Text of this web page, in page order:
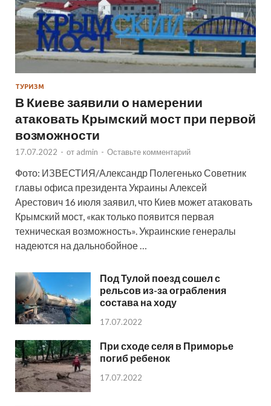
ТУРИЗМ
В Киеве заявили о намерении
атаковать Крымский мост при первой
возможности
17.07.2022 - от admin - Оставьте комментарий
Фото: ИЗВЕСТИЯ/Александр Полегенько Советник
главы офиса президента Украины Алексей
Арестович 16 июля заявил, что Киев может атаковать
Крымский мост, «как только появится первая
техническая возможность». Украинские генералы
надеются на дальнобойное …
Под Тулой поезд сошел с
рельсов из-за ограбления
состава на ходу
17.07.2022
При сходе селя в Приморье
погиб ребенок
17.07.2022